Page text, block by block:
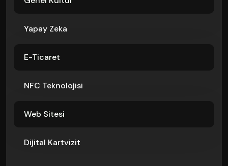
Yapay Zeka
E-Ticaret
NFC Teknolojisi
Web Sitesi
Dijital Kartvizit